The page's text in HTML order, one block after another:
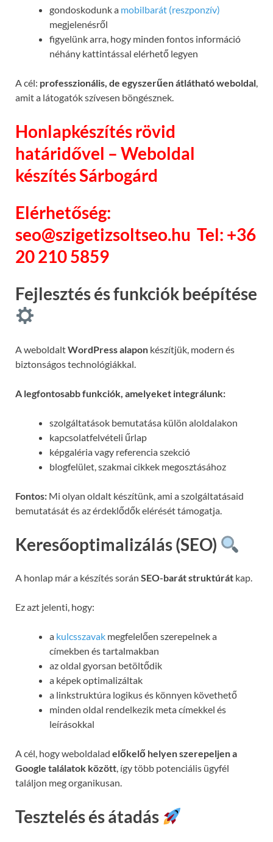
gondoskodunk a mobilbarát (reszponzív)
megjelenésről
figyelünk arra, hogy minden fontos információ
néhány kattintással elérhető legyen
A cél: professzionális, de egyszerűen átlátható weboldal,
amit a látogatók szívesen böngésznek.
Honlapkészítés rövid
határidővel – Weboldal
készítés Sárbogárd
Elérhetőség:
seo@szigetizsoltseo.hu Tel: +36
20 210 5859
Fejlesztés és funkciók beépítése
A weboldaltWordPress alapon készítjük, modern és
biztonságos technológiákkal.
A legfontosabb funkciók, amelyeket integrálunk:
szolgáltatások bemutatása külön aloldalakon
kapcsolatfelvételi űrlap
képgaléria vagy referencia szekció
blogfelület, szakmai cikkek megosztásához
Fontos: Mi olyan oldalt készítünk, ami a szolgáltatásaid
bemutatását és az érdeklődők elérését támogatja.
Keresőoptimalizálás (SEO)
A honlap már a készítés során SEO-barát struktúrát kap.
Ez azt jelenti, hogy:
a kulcsszavak megfelelően szerepelnek a
címekben és tartalmakban
az oldal gyorsan betöltődik
a képek optimalizáltak
a linkstruktúra logikus és könnyen követhető
minden oldal rendelkezik meta címekkel és
leírásokkal
A cél, hogy weboldalad előkelő helyen szerepeljen a
Google találatok között, így több potenciális ügyfél
találjon meg organikusan.
Tesztelés és átadás